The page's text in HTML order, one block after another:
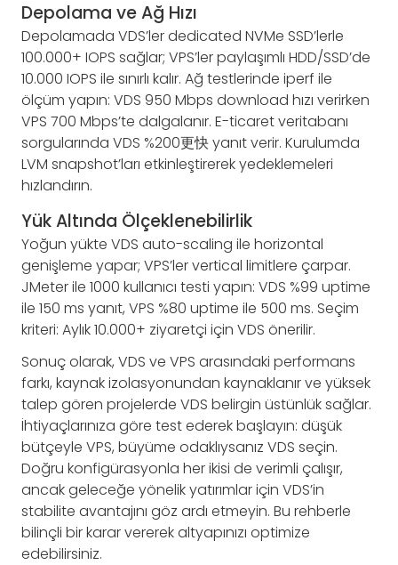
Depolama ve Ağ Hızı
Depolamada VDS’ler dedicated NVMe SSD’lerle
100.000+ IOPS sağlar; VPS’ler paylaşımlı HDD/SSD’de
10.000 IOPS ile sınırlı kalır. Ağ testlerinde iperf ile
ölçüm yapın: VDS 950 Mbps download hızı verirken
VPS 700 Mbps’te dalgalanır. E-ticaret veritabanı
sorgularında VDS %200更快 yanıt verir. Kurulumda
LVM snapshot’ları etkinleştirerek yedeklemeleri
hızlandırın.
Yük Altında Ölçeklenebilirlik
Yoğun yükte VDS auto-scaling ile horizontal
genişleme yapar; VPS’ler vertical limitlere çarpar.
JMeter ile 1000 kullanıcı testi yapın: VDS %99 uptime
ile 150 ms yanıt, VPS %80 uptime ile 500 ms. Seçim
kriteri: Aylık 10.000+ ziyaretçi için VDS önerilir.
Sonuç olarak, VDS ve VPS arasındaki performans
farkı, kaynak izolasyonundan kaynaklanır ve yüksek
talep gören projelerde VDS belirgin üstünlük sağlar.
İhtiyaçlarınıza göre test ederek başlayın: düşük
bütçeyle VPS, büyüme odaklıysanız VDS seçin.
Doğru konfigürasyonla her ikisi de verimli çalışır,
ancak geleceğe yönelik yatırımlar için VDS’in
stabilite avantajını göz ardı etmeyin. Bu rehberle
bilinçli bir karar vererek altyapınızı optimize
edebilirsiniz.